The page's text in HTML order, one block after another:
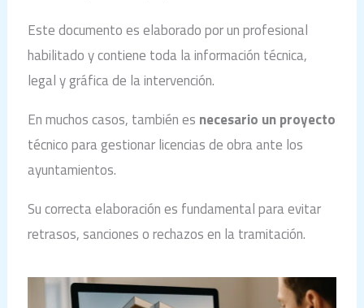
Este documento es elaborado por un profesional
habilitado y contiene toda la información técnica,
legal y gráfica de la intervención.
En muchos casos, también es necesario un proyecto
técnico para gestionar licencias de obra ante los
ayuntamientos.
Su correcta elaboración es fundamental para evitar
retrasos, sanciones o rechazos en la tramitación.